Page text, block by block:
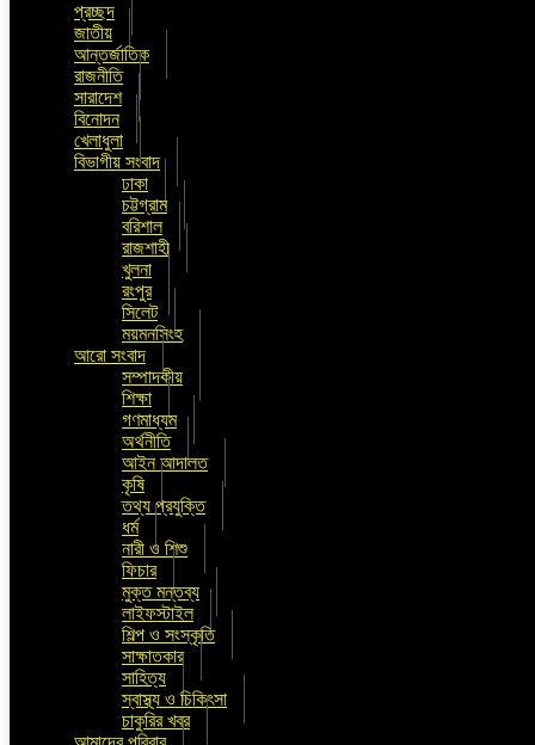
প্রচ্ছদ
জাতীয়
আন্তর্জাতিক
রাজনীতি
সারাদেশ
বিনোদন
খেলাধুলা
বিভাগীয় সংবাদ
ঢাকা
চট্টগ্রাম
বরিশাল
রাজশাহী
খুলনা
রংপুর
সিলেট
ময়মনসিংহ
আরো সংবাদ
সম্পাদকীয়
শিক্ষা
গণমাধ্যম
অর্থনীতি
আইন আদালত
কৃষি
তথ্য প্রযুক্তি
ধর্ম
নারী ও শিশু
ফিচার
মুক্ত মন্তব্য
লাইফস্টাইল
শিল্প ও সংস্কৃতি
সাক্ষাতকার
সাহিত্য
স্বাস্থ্য ও চিকিৎসা
চাকুরির খবর